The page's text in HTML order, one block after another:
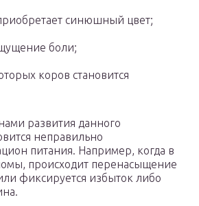
синюшный цвет;
боли;
коров становится
развития данного
неправильно
питания. Например, когда в
происходит перенасыщение
фиксируется избыток либо